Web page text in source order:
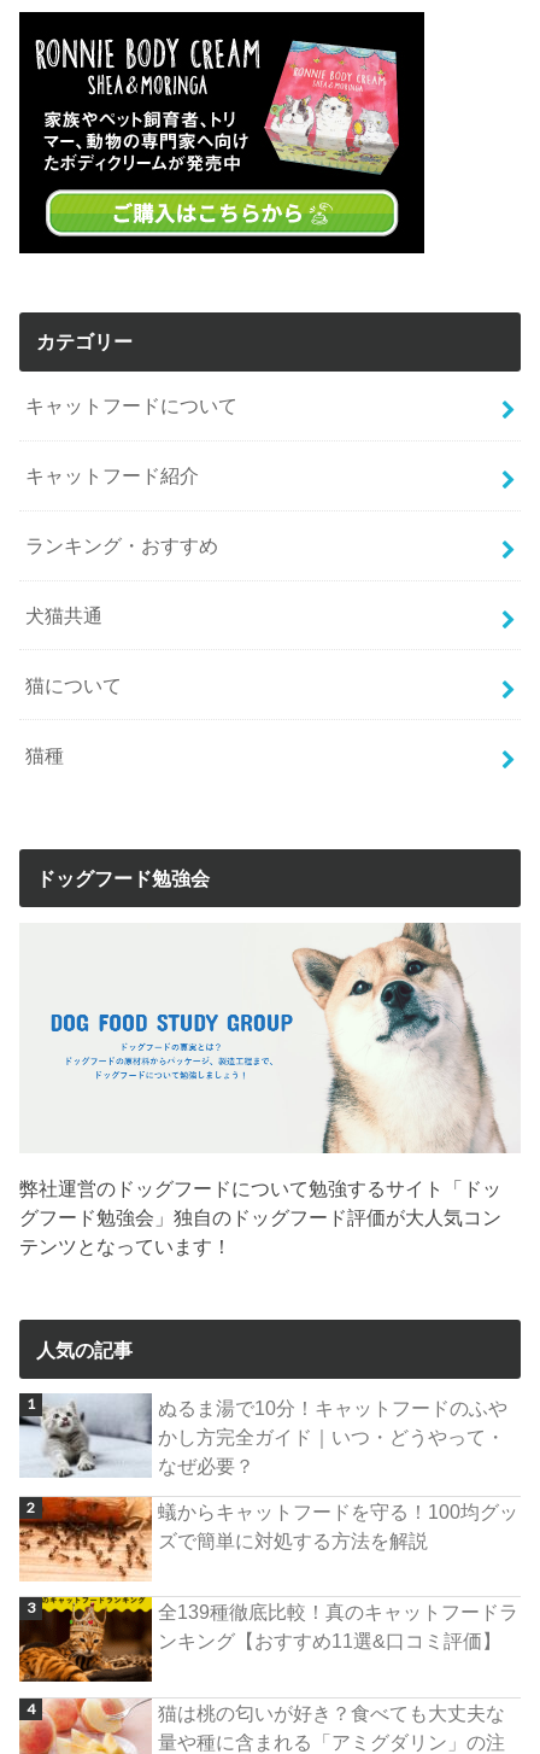
カテゴリー
キャットフードについて
キャットフード紹介
ランキング・おすすめ
犬猫共通
猫について
猫種
ドッグフード勉強会
弊社運営のドッグフードについて勉強するサイト「ドッ
グフード勉強会」独自のドッグフード評価が大人気コン
テンツとなっています！
人気の記事
ぬるま湯で10分！キャットフードのふや
かし方完全ガイド｜いつ・どうやって・
なぜ必要？
蟻からキャットフードを守る！100均グッ
ズで簡単に対処する方法を解説
全139種徹底比較！真のキャットフードラ
ンキング【おすすめ11選&口コミ評価】
猫は桃の匂いが好き？食べても大丈夫な
量や種に含まれる「アミグダリン」の注